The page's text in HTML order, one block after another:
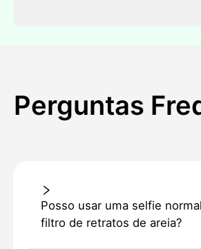
Perguntas
Posso usar uma selfie
filtro de retratos de areia?